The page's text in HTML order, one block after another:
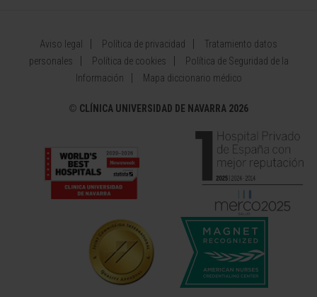
Aviso legal Política de privacidad
Tratamiento datos
personales
Política de cookies
Política de Seguridad de la
Información
Mapa diccionario médico
© CLÍNICA UNIVERSIDAD DE NAVARRA 2026